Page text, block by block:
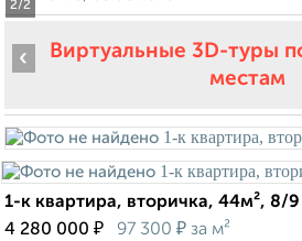
2/2
Виртуальные 3D-туры
местам
‹
1-к квартира, вторичка, 44м², 8/
4 280 000 ₽ 97 300 ₽ за м²